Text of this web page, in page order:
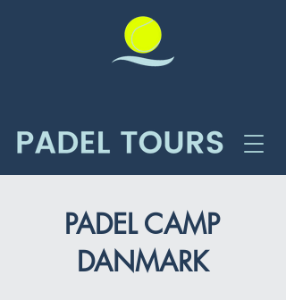
PADEL CAMP
DANMARK